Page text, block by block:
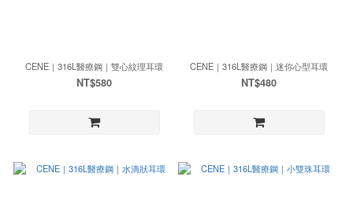
CENE｜316L醫療鋼｜雙心紋理耳環
NT$580
CENE｜316L醫療鋼｜迷你心型耳環
NT$480